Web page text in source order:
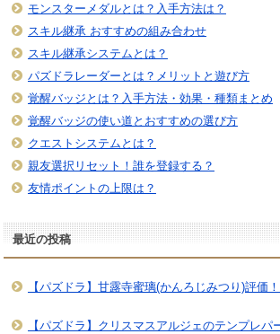
モンスターメダルとは？入手方法は？
スキル継承 おすすめの組み合わせ
スキル継承システムとは？
パズドラレーダーとは？メリットと遊び方
覚醒バッジとは？入手方法・効果・種類まとめ
覚醒バッジの使い道とおすすめの選び方
クエストシステムとは？
親友選択リセット！誰を登録する？
友情ポイントの上限は？
最近の投稿
【パズドラ】甘露寺蜜璃(かんろじみつり)評価
【パズドラ】クリスマスアルジェのテンプレパ